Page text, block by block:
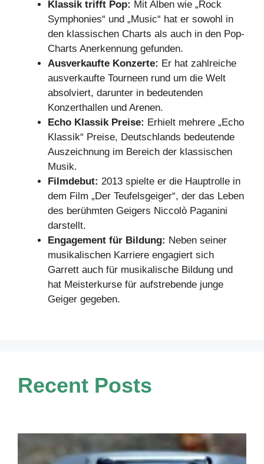
Klassik trifft Pop: Mit Alben wie „Rock
Symphonies“ und „Music“ hat er sowohl in
den klassischen Charts als auch in den Pop-
Charts Anerkennung gefunden.
Ausverkaufte Konzerte: Er hat zahlreiche
ausverkaufte Tourneen rund um die Welt
absolviert, darunter in bedeutenden
Konzerthallen und Arenen.
Echo Klassik Preise: Erhielt mehrere „Echo
Klassik“ Preise, Deutschlands bedeutende
Auszeichnung im Bereich der klassischen
Musik.
Filmdebut: 2013 spielte er die Hauptrolle in
dem Film „Der Teufelsgeiger“, der das Leben
des berühmten Geigers Niccolò Paganini
darstellt.
Engagement für Bildung: Neben seiner
musikalischen Karriere engagiert sich
Garrett auch für musikalische Bildung und
hat Meisterkurse für aufstrebende junge
Geiger gegeben.
Recent Posts